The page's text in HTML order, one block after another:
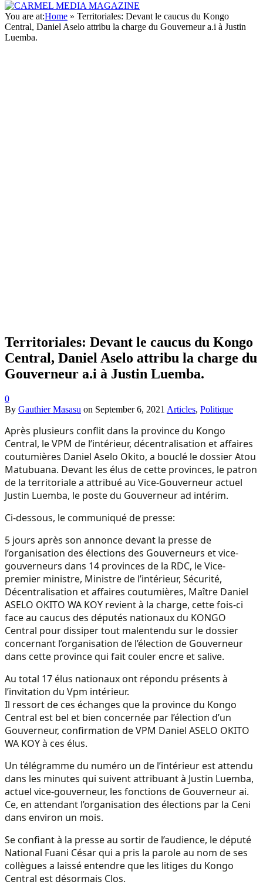
You are at:Home » Territoriales: Devant le caucus du Kongo
Central, Daniel Aselo attribu la charge du Gouverneur a.i à Justin
Luemba.
Territoriales: Devant le caucus du Kongo
Central, Daniel Aselo attribu la charge du
Gouverneur a.i à Justin Luemba.
0
By Gauthier Masasu on September 6, 2021 Articles, Politique
Après plusieurs conflit dans la province du Kongo
Central, le VPM de l’intérieur, décentralisation et affaires
coutumières Daniel Aselo Okito, a bouclé le dossier Atou
Matubuana. Devant les élus de cette provinces, le patron
de la territoriale a attribué au Vice-Gouverneur actuel
Justin Luemba, le poste du Gouverneur ad intérim.
Ci-dessous, le communiqué de presse:
5 jours après son annonce devant la presse de
l’organisation des élections des Gouverneurs et vice-
gouverneurs dans 14 provinces de la RDC, le Vice-
premier ministre, Ministre de l’intérieur, Sécurité,
Décentralisation et affaires coutumières, Maître Daniel
ASELO OKITO WA KOY revient à la charge, cette fois-ci
face au caucus des députés nationaux du KONGO
Central pour dissiper tout malentendu sur le dossier
concernant l’organisation de l’élection de Gouverneur
dans cette province qui fait couler encre et salive.
Au total 17 élus nationaux ont répondu présents à
l’invitation du Vpm intérieur.
Il ressort de ces échanges que la province du Kongo
Central est bel et bien concernée par l’élection d’un
Gouverneur, confirmation de VPM Daniel ASELO OKITO
WA KOY à ces élus.
Un télégramme du numéro un de l’intérieur est attendu
dans les minutes qui suivent attribuant à Justin Luemba,
actuel vice-gouverneur, les fonctions de Gouverneur ai.
Ce, en attendant l’organisation des élections par la Ceni
dans environ un mois.
Se confiant à la presse au sortir de l’audience, le député
National Fuani César qui a pris la parole au nom de ses
collègues a laissé entendre que les litiges du Kongo
Central est désormais Clos.